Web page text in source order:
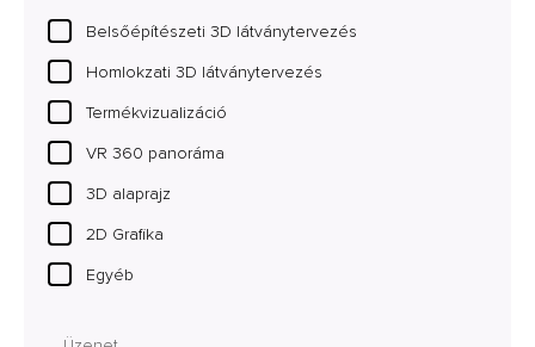
Belsőépítészeti 3D látványtervezés
Homlokzati 3D látványtervezés
Termékvizualizáció
VR 360 panoráma
3D alaprajz
2D Grafika
Egyéb